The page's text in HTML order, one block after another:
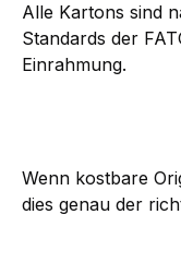
Alle Kartons sind
Standards der
Einrahmung.
Wenn kostbare
dies genau der